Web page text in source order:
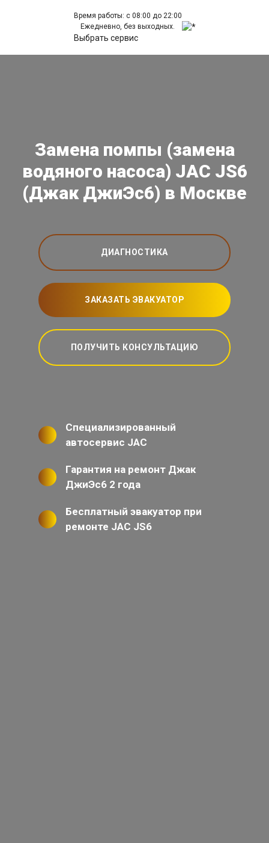
Время работы: с 08:00 до 22:00
Ежедневно, без выходных.
Выбрать сервис
Замена помпы (замена
водяного насоса) JAC JS6
(Джак ДжиЭс6) в Москве
ДИАГНОСТИКА
ЗАКАЗАТЬ ЭВАКУАТОР
ПОЛУЧИТЬ КОНСУЛЬТАЦИЮ
Специализированный
автосервис JAC
Гарантия на ремонт Джак
ДжиЭс6 2 года
Бесплатный эвакуатор при
ремонте JAC JS6